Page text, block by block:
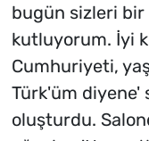
bugün sizleri bir
kutluyorum. İyi ki
Cumhuriyeti,
Türk'üm diyene'
oluşturdu.